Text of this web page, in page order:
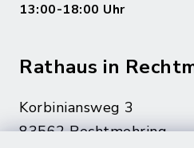
13:00-18:00 Uhr
Rathaus in
Korbiniansweg 3
83562 Rechtmehring